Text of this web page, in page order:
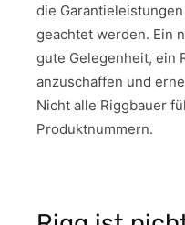
die
geachtet werden. Ein
gute Gelegenheit, ein
anzuschaffen und
Nicht alle Riggbauer
Produktnummern.